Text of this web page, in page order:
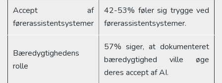
Accept af
førerassistentsystemer
42-53% føler sig trygge ved
førerassistentsystemer.
Bæredygtighedens
rolle
57% siger, at dokumenteret
bæredygtighed ville øge
deres accept af AI.